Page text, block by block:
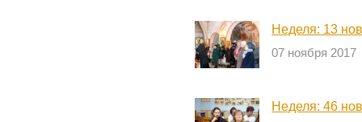
Неделя: 13
07 ноября 2017
Неделя: 46